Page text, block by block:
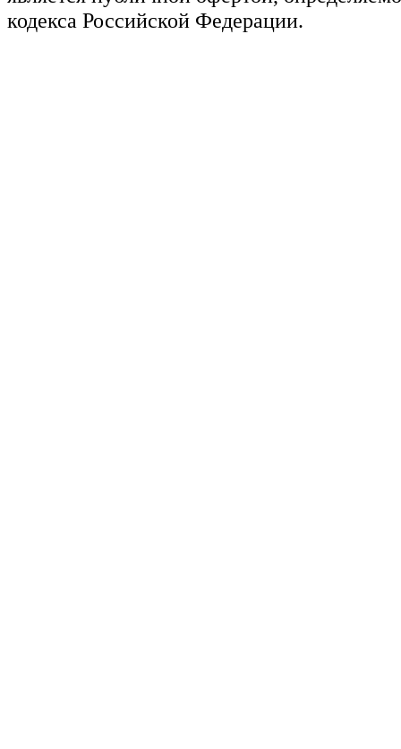
кодекса Российской Федерации.